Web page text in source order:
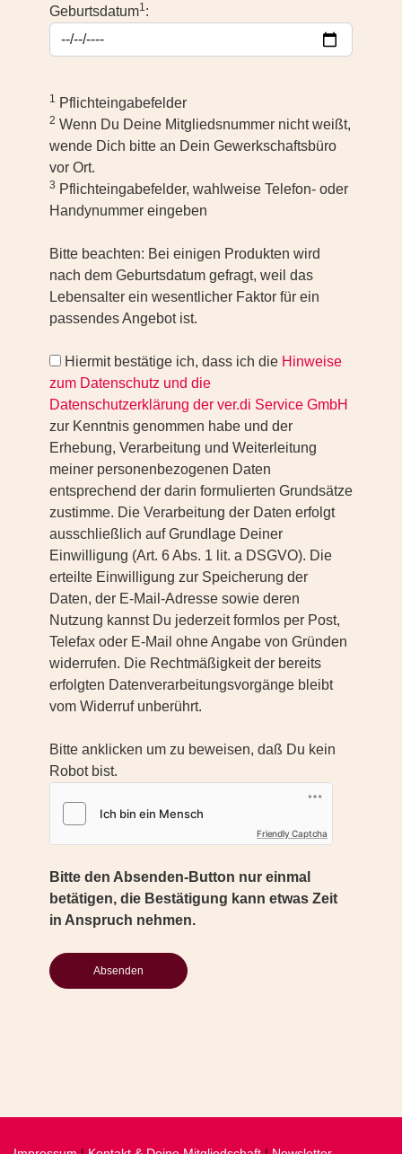
Geburtsdatum1:
1 Pflichteingabefelder
2 Wenn Du Deine Mitgliedsnummer nicht weißt,
wende Dich bitte an Dein Gewerkschaftsbüro
vor Ort.
3 Pflichteingabefelder, wahlweise Telefon- oder
Handynummer eingeben
Bitte beachten: Bei einigen Produkten wird
nach dem Geburtsdatum gefragt, weil das
Lebensalter ein wesentlicher Faktor für ein
passendes Angebot ist.
Hiermit bestätige ich, dass ich die Hinweise
zum Datenschutz und die
Datenschutzerklärung der ver.di Service GmbH
zur Kenntnis genommen habe und der
Erhebung, Verarbeitung und Weiterleitung
meiner personenbezogenen Daten
entsprechend der darin formulierten Grundsätze
zustimme. Die Verarbeitung der Daten erfolgt
ausschließlich auf Grundlage Deiner
Einwilligung (Art. 6 Abs. 1 lit. a DSGVO). Die
erteilte Einwilligung zur Speicherung der
Daten, der E-Mail-Adresse sowie deren
Nutzung kannst Du jederzeit formlos per Post,
Telefax oder E-Mail ohne Angabe von Gründen
widerrufen. Die Rechtmäßigkeit der bereits
erfolgten Datenverarbeitungsvorgänge bleibt
vom Widerruf unberührt.
Bitte anklicken um zu beweisen, daß Du kein
Robot bist.
Friendly Captcha
Bitte den Absenden-Button nur einmal
betätigen, die Bestätigung kann etwas Zeit
in Anspruch nehmen.